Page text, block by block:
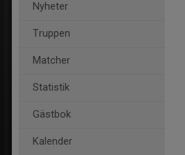
Nyheter
Truppen
Matcher
Statistik
Gästbok
Kalender